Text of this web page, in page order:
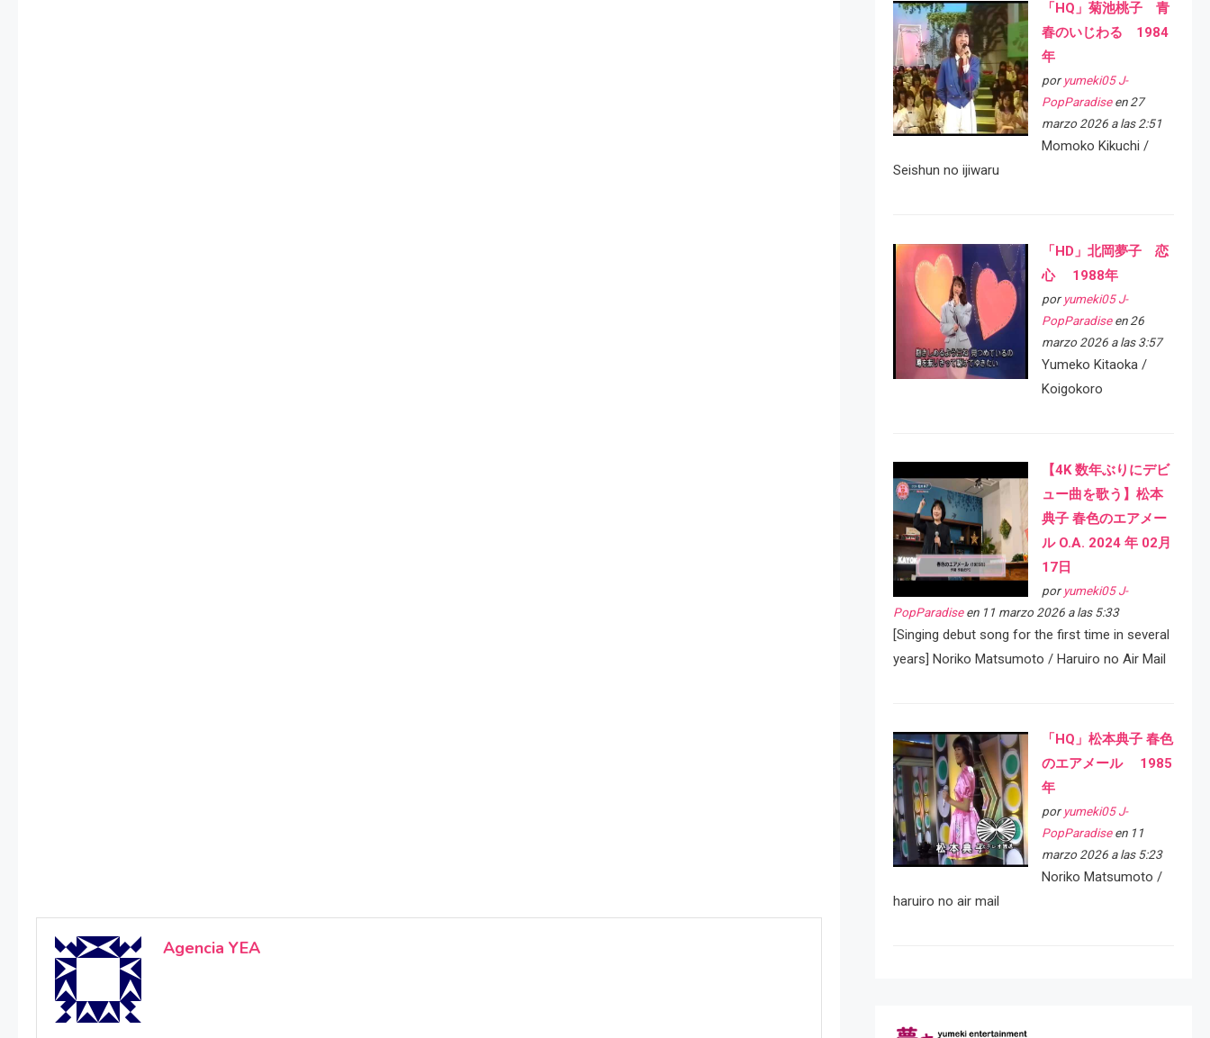
Agencia YEA
「HQ」菊池桃子 青
春のいじわる 1984
年
por yumeki05 J-
PopParadiseen 27
marzo 2026 a las 2:51
Momoko Kikuchi /
Seishun no ijiwaru
「HD」北岡夢子 恋
心 1988年
por yumeki05 J-
PopParadiseen 26
marzo 2026 a las 3:57
Yumeko Kitaoka /
Koigokoro
【4K 数年ぶりにデビ
ュー曲を歌う】松本
典子 春色のエアメー
ル O.A. 2024 年 02月
17日
por yumeki05 J-
PopParadiseen 11 marzo 2026 a las 5:33
[Singing debut song for the first time in several
years] Noriko Matsumoto / Haruiro no Air Mail
「HQ」松本典子 春色
のエアメール 1985
年
por yumeki05 J-
PopParadiseen 11
marzo 2026 a las 5:23
Noriko Matsumoto /
haruiro no air mail